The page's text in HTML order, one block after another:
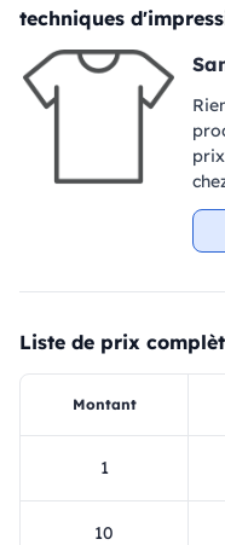
techniques
Liste de prix
Montant
1
10